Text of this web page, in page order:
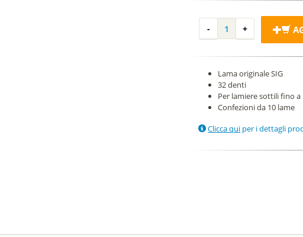
Lama originale SIG
32 denti
Per lamiere sottili fino a
Confezioni da 10 lame
Clicca qui per i dettagli